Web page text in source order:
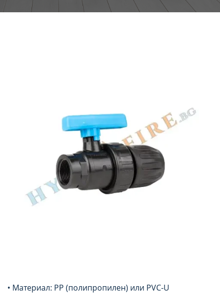
• Материал: PP (полипропилен) или PVC-U